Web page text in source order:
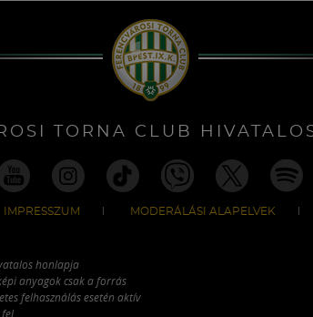
TORNA CLUB
IMPRESSZUM MODERÁLÁSI ALAPELVEK
honlapja
anyagok csak a forrás
felhasználás esetén aktív